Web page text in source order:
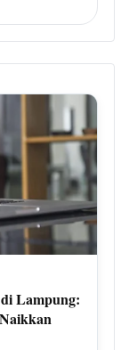
Lampung: